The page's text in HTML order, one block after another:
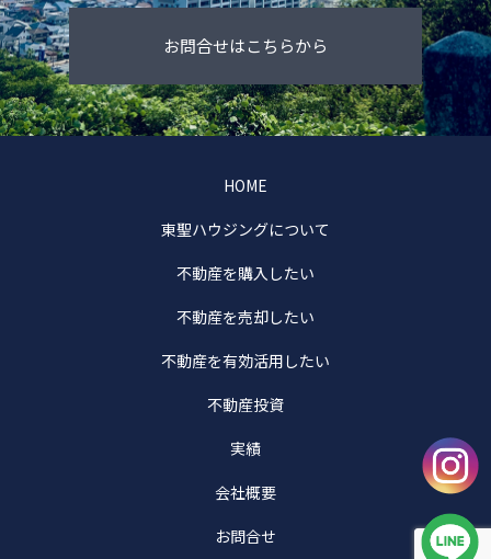
お問合せはこちらから
HOME
東聖ハウジングについて
不動産を購入したい
不動産を売却したい
不動産を有効活用したい
不動産投資
実績
会社概要
お問合せ